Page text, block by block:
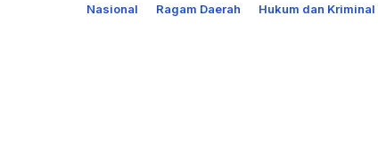
Nasional Ragam Daerah Hukum dan Kriminal